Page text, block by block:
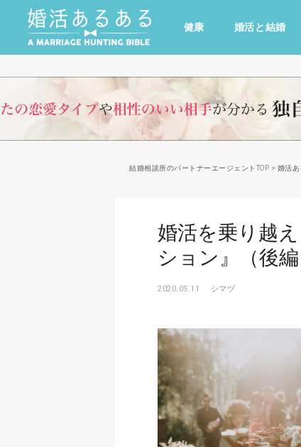
健康 婚活と結婚
心の処方箋 カルチャー・トレンド・芸能
結婚相談所のパートナーエージェントTOP > 婚活あ
婚活を乗り越
ション』（後編
2020.05.11 シマヅ